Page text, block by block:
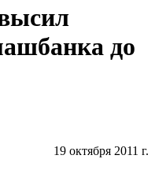
до
19 октября 2011 г.